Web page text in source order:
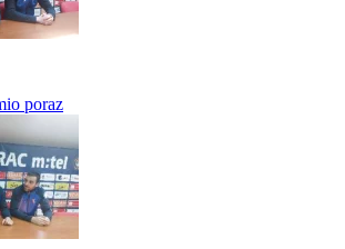
poraz